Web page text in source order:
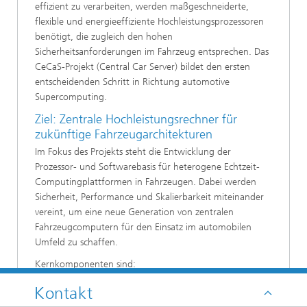
effizient zu verarbeiten, werden maßgeschneiderte,
flexible und energieeffiziente Hochleistungsprozessoren
benötigt, die zugleich den hohen
Sicherheitsanforderungen im Fahrzeug entsprechen. Das
CeCaS-Projekt (Central Car Server) bildet den ersten
entscheidenden Schritt in Richtung automotive
Supercomputing.
Ziel: Zentrale Hochleistungsrechner für
zukünftige Fahrzeugarchitekturen
Im Fokus des Projekts steht die Entwicklung der
Prozessor- und Softwarebasis für heterogene Echtzeit-
Computingplattformen in Fahrzeugen. Dabei werden
Sicherheit, Performance und Skalierbarkeit miteinander
vereint, um eine neue Generation von zentralen
Fahrzeugcomputern für den Einsatz im automobilen
Umfeld zu schaffen.
Kernkomponenten sind:
Proprietäre Prozessorarchitekturen
Spezialisierte System-Schnittstellen
Kontakt